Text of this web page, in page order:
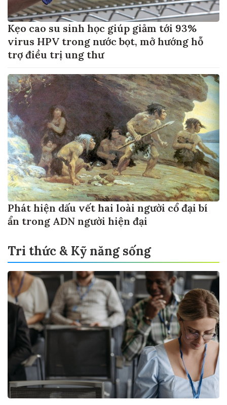
Kẹo cao su sinh học giúp giảm tới 93%
virus HPV trong nước bọt, mở hướng hỗ
trợ điều trị ung thư
Phát hiện dấu vết hai loài người cổ đại bí
ẩn trong ADN người hiện đại
Tri thức & Kỹ năng sống